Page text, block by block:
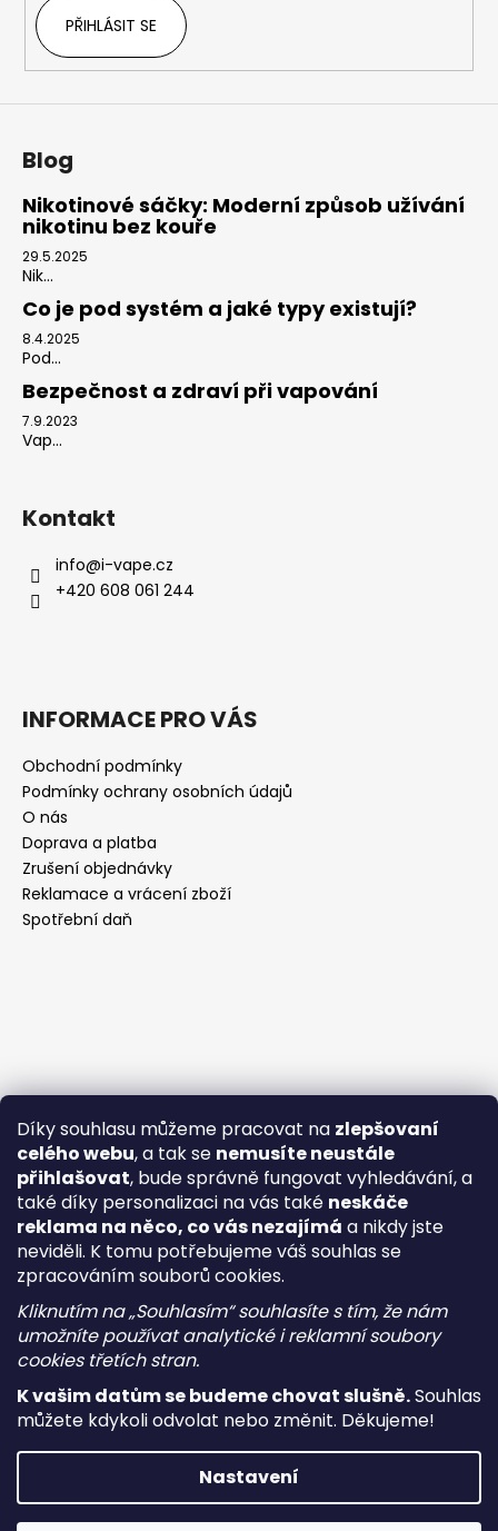
Díky souhlasu můžeme pracovat na zlepšovaní
celého webu, a tak se nemusíte neustále
přihlašovat, bude správně fungovat vyhledávání, a
také díky personalizaci na vás také neskáče
reklama na něco, co vás nezajímá a nikdy jste
neviděli. K tomu potřebujeme váš souhlas se
zpracováním souborů cookies.
Kliknutím na „Souhlasím“ souhlasíte s tím, že nám
umožníte používat analytické i reklamní soubory
cookies třetích stran.
K vašim datům se budeme chovat slušně.Souhlas
můžete kdykoli odvolat nebo změnit. Děkujeme!
Nastavení
PŘIHLÁSIT SE
Blog
Nikotinové sáčky: Moderní způsob užívání
nikotinu bez kouře
29.5.2025
Nik...
Co je pod systém a jaké typy existují?
8.4.2025
Pod...
Bezpečnost a zdraví při vapování
7.9.2023
Vap...
Kontakt
info@i-vape.cz
+420 608 061 244
INFORMACE PRO VÁS
Obchodní podmínky
Podmínky ochrany osobních údajů
O nás
Doprava a platba
Zrušení objednávky
Reklamace a vrácení zboží
Spotřební daň
Vytvořil Shoptet
Copyright 2026i-vape. Všechna práva vyhrazena.Upravit